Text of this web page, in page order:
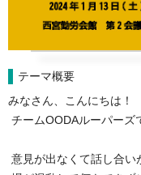
テーマ概要
みなさん、こんにちは！